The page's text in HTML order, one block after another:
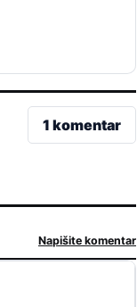
1 komentar
Napišite komentar